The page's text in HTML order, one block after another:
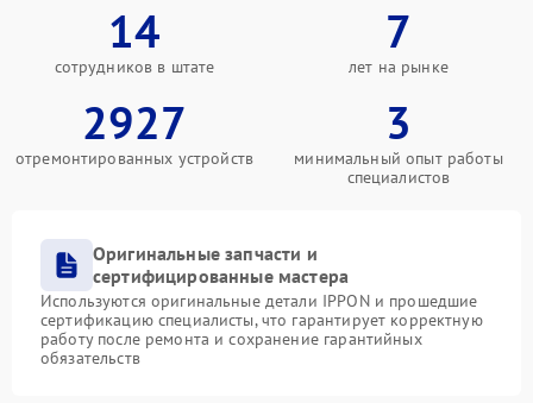
14
сотрудников в штате
7
лет на рынке
2927
отремонтированных устройств
3
минимальный опыт работы
специалистов
Оригинальные запчасти и
сертифицированные мастера
Используются оригинальные детали IPPON и прошедшие
сертификацию специалисты, что гарантирует корректную
работу после ремонта и сохранение гарантийных
обязательств